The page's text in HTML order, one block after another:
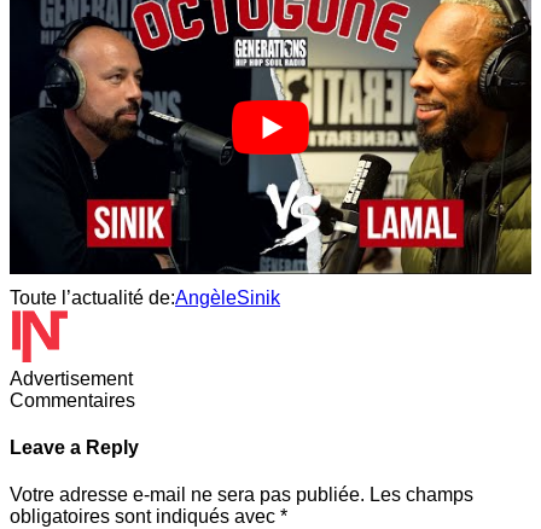
Toute l’actualité de:AngèleSinik
Advertisement
Commentaires
Leave a Reply
Votre adresse e-mail ne sera pas publiée. Les champs
obligatoires sont indiqués avec *